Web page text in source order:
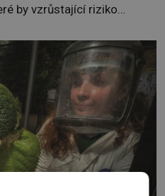
by vzrůstající riziko
pouze vzdáleného
klimatem, vysušenou
zásahů se z nich stává